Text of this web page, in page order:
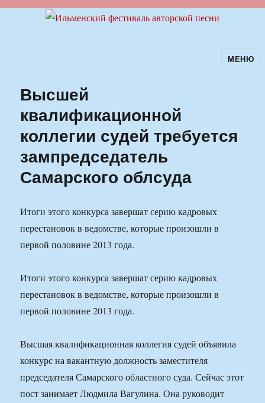
Ильменский фестиваль авторскойМЕНЮ
Высшей
квалификационной
коллегии судей требуется
зампредседатель
Самарского облсуда
Итоги этого конкурса завершат серию кадровых
перестановок в ведомстве, которые произошли в
первой половине 2013 года.
Итоги этого конкурса завершат серию кадровых
перестановок в ведомстве, которые произошли в
первой половине 2013 года.
Высшая квалификационная коллегия судей объявила
конкурс на вакантную должность заместителя
председателя Самарского областного суда. Сейчас этот
пост занимает Людмила Вагулина. Она руководит